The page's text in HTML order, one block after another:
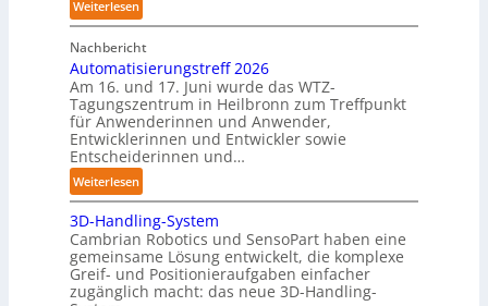
h
r
o
b
o
t
e
r
r
o
b
o
t
Weiterlesen:
A
A
A
Z
ü
r
i
c
h
:
T
r
e
f
Nachbericht
Automatisierungstreff 2026
Am 16. und 17. Juni wurde das WTZ-
Tagungszentrum in Heilbronn zum Treffpunkt
für Anwenderinnen und Anwender,
Entwicklerinnen und Entwickler sowie
Entscheiderinnen und…
Weiterlesen:
A
u
t
o
m
3D-Handling-System
Cambrian Robotics und SensoPart haben eine
gemeinsame Lösung entwickelt, die komplexe
Greif- und Positionieraufgaben einfacher
zugänglich macht: das neue 3D-Handling-